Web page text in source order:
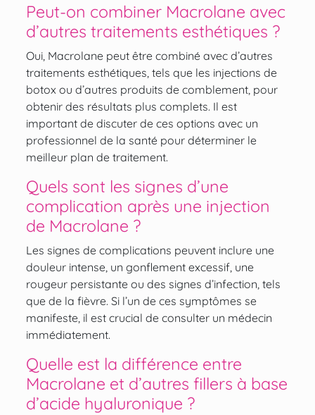
Peut-on combiner Macrolane avec
d’autres traitements esthétiques ?
Oui, Macrolane peut être combiné avec d’autres
traitements esthétiques, tels que les injections de
botox ou d’autres produits de comblement, pour
obtenir des résultats plus complets. Il est
important de discuter de ces options avec un
professionnel de la santé pour déterminer le
meilleur plan de traitement.
Quels sont les signes d’une
complication après une injection
de Macrolane ?
Les signes de complications peuvent inclure une
douleur intense, un gonflement excessif, une
rougeur persistante ou des signes d’infection, tels
que de la fièvre. Si l’un de ces symptômes se
manifeste, il est crucial de consulter un médecin
immédiatement.
Quelle est la différence entre
Macrolane et d’autres fillers à base
d’acide hyaluronique ?